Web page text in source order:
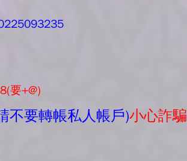
要+@)
不要轉帳私人帳戶)小心詐騙